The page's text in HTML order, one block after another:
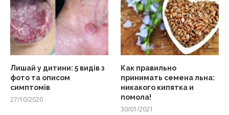
Лишай у дитини: 5 видів з
фото та описом
симптомів
27/10/2020
Как правильно
принимать семена льна:
никакого кипятка и
помола!
30/01/2021